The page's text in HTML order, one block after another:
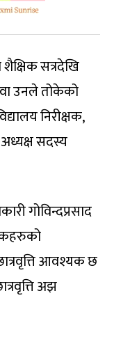
शैक्षिक सत्रदेखि
उनले तोकेको
निरीक्षक,
सदस्य
गोविन्दप्रसाद
आवश्यक छ
अझ